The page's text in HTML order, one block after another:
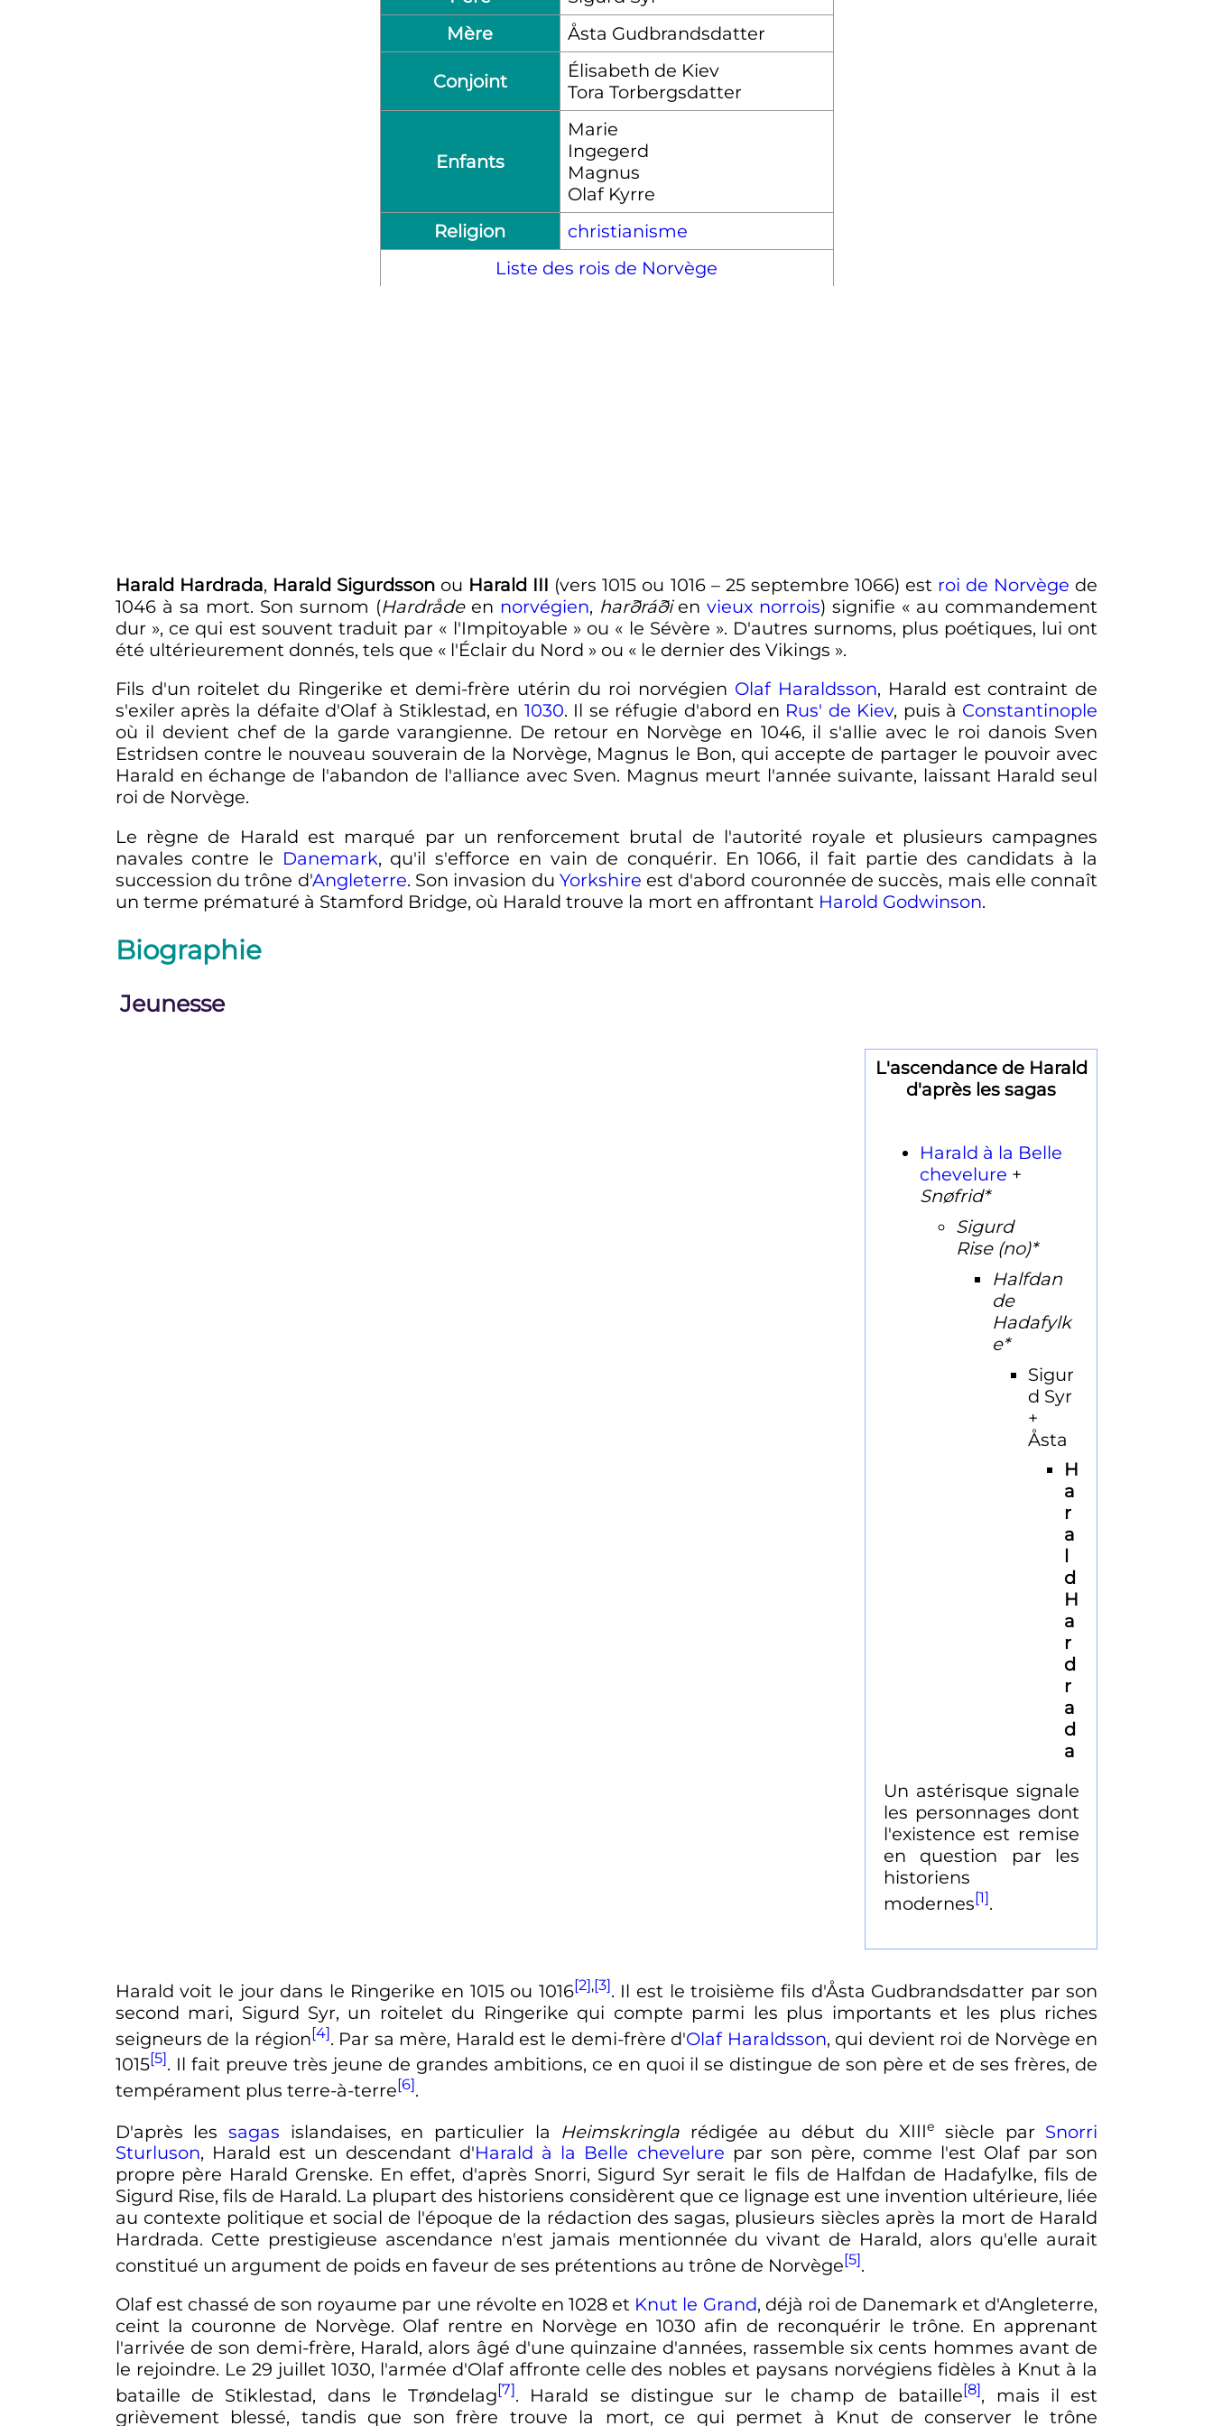
Mère
Åsta Gudbrandsdatter
Conjoint
Élisabeth de Kiev
Tora Torbergsdatter
Enfants
Marie
Ingegerd
Magnus
Olaf Kyrre
Religion
christianisme
Liste des rois de Norvège
Harald Hardrada, Harald Sigurdssonou Harald III (vers 1015 ou 1016 – 25 septembre 1066) est roi de Norvège de
1046 à sa mort. Son surnom (Hardrådeen norvégien, harðráðienvieux norrois) signifie « au commandement
dur », ce qui est souvent traduit par « l'Impitoyable » ou « le Sévère ». D'autres surnoms, plus poétiques, lui ont
été ultérieurement donnés, tels que « l'Éclair du Nord » ou « le dernier des Vikings ».
Fils d'un roitelet du Ringerike et demi-frère utérin du roi norvégien Olaf Haraldsson, Harald est contraint de
s'exiler après la défaite d'Olaf à Stiklestad, en 1030. Il se réfugie d'abord en Rus' de Kiev, puis à Constantinople
où il devient chef de la garde varangienne. De retour en Norvège en 1046, il s'allie avec le roi danois Sven
Estridsen contre le nouveau souverain de la Norvège, Magnus le Bon, qui accepte de partager le pouvoir avec
Harald en échange de l'abandon de l'alliance avec Sven. Magnus meurt l'année suivante, laissant Harald seul
roi de Norvège.
Le règne de Harald est marqué par un renforcement brutal de l'autorité royale et plusieurs campagnes
navales contre le Danemark, qu'il s'efforce en vain de conquérir. En 1066, il fait partie des candidats à la
succession du trône d'Angleterre. Son invasion du Yorkshire est d'abord couronnée de succès, mais elle connaît
un terme prématuré à Stamford Bridge, où Harald trouve la mort en affrontant Harold Godwinson.
Biographie
Jeunesse
L'ascendance de Harald
d'après les sagas
Harald à la Belle
chevelure +
Snøfrid*
Sigurd
Rise (no)*
Halfdan
de
Hadafylk
e*
Sigur
d Syr
+
Åsta
H
a
r
a
d
H
a
r
d
r
a
d
a
Un astérisque signale
les personnages dont
l'existence est remise
en question par les
historiens
modernes[1].
Harald voit le jour dans le Ringerike en 1015 ou 1016[2],[3]. Il est le troisième fils d'Åsta Gudbrandsdatter par son
second mari, Sigurd Syr, un roitelet du Ringerike qui compte parmi les plus importants et les plus riches
seigneurs de la région[4]. Par sa mère, Harald est le demi-frère d'Olaf Haraldsson, qui devient roi de Norvège en
1015[5]. Il fait preuve très jeune de grandes ambitions, ce en quoi il se distingue de son père et de ses frères, de
tempérament plus terre-à-terre[6].
D'après les sagas islandaises, en particulier la Heimskringla rédigée au début duXIIIe siècle par Snorri
Sturluson, Harald est un descendant d'Harald à la Belle chevelure par son père, comme l'est Olaf par son
propre père Harald Grenske. En effet, d'après Snorri, Sigurd Syr serait le fils de Halfdan de Hadafylke, fils de
Sigurd Rise, fils de Harald. La plupart des historiens considèrent que ce lignage est une invention ultérieure, liée
au contexte politique et social de l'époque de la rédaction des sagas, plusieurs siècles après la mort de Harald
Hardrada. Cette prestigieuse ascendance n'est jamais mentionnée du vivant de Harald, alors qu'elle aurait
constitué un argument de poids en faveur de ses prétentions au trône de Norvège[5].
Olaf est chassé de son royaume par une révolte en 1028 et Knut le Grand, déjà roi de Danemark et d'Angleterre,
ceint la couronne de Norvège. Olaf rentre en Norvège en 1030 afin de reconquérir le trône. En apprenant
l'arrivée de son demi-frère, Harald, alors âgé d'une quinzaine d'années, rassemble six cents hommes avant de
le rejoindre. Le 29 juillet 1030, l'armée d'Olaf affronte celle des nobles et paysans norvégiens fidèles à Knut à la
bataille de Stiklestad, dans le Trøndelag[7]. Harald se distingue sur le champ de bataille[8], mais il est
grièvement blessé, tandis que son frère trouve la mort, ce qui permet à Knut de conserver le trône